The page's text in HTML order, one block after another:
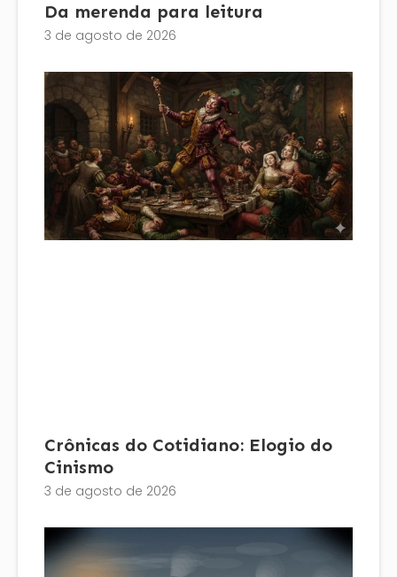
Da merenda para leitura
3 de agosto de 2026
Crônicas do Cotidiano: Elogio do
Cinismo
3 de agosto de 2026